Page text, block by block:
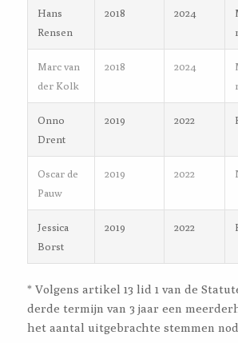
Hans
Rensen
2018 2024
Marc van
der Kolk
2018 2024
Onno
Drent
2019 2022
Oscar de
Pauw
2019 2022
Jessica
Borst
2019 2022
* Volgens artikel 13 lid 1 van de
derde termijn van 3 jaar een
het aantal uitgebrachte stemmen